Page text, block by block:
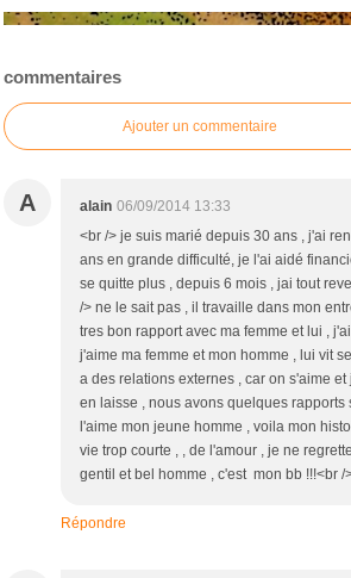
commentaires
Ajouter un commentaire
A alain 06/09/2014 13:33
<br /> je suis marié depuis 30 ans , j'ai
ans en grande difficulté, je l'ai aidé
se quitte plus , depuis 6 mois , jai tout
/> ne le sait pas , il travaille dans mon
tres bon rapport avec ma femme et lui ,
j'aime ma femme et mon homme , lui vit
a des relations externes , car on s'aime
en laisse , nous avons quelques rapports
l'aime mon jeune homme , voila mon
vie trop courte , , de l'amour , je ne
gentil et bel homme , c'est mon bb !!!<br /
Répondre